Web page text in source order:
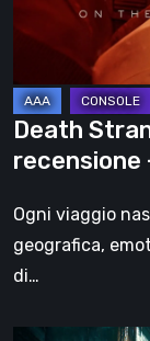
recensione
–
un
viaggio
oltre
il
Death
recensione
Ogni viaggio
geografica,
di…